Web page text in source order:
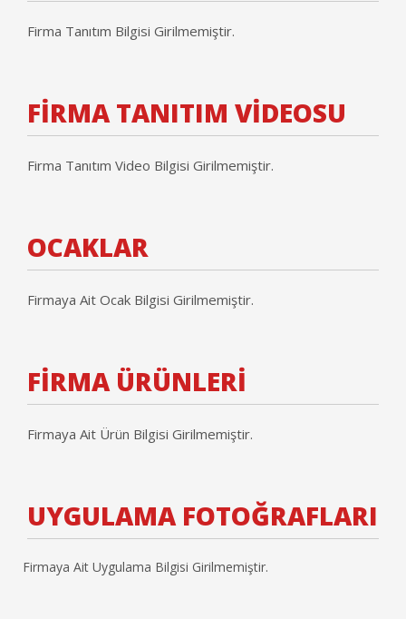
Firma Tanıtım Bilgisi Girilmemiştir.
FİRMA TANITIM VİDEOSU
Firma Tanıtım Video Bilgisi Girilmemiştir.
OCAKLAR
Firmaya Ait Ocak Bilgisi Girilmemiştir.
FİRMA ÜRÜNLERİ
Firmaya Ait Ürün Bilgisi Girilmemiştir.
UYGULAMA FOTOĞRAFLARI
Firmaya Ait Uygulama Bilgisi Girilmemiştir.